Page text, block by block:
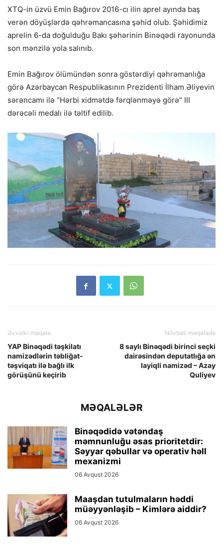
XTQ-in üzvü Emin Bağırov 2016-cı ilin aprel ayında baş
verən döyüşlərdə qəhrəmancasına şəhid olub. Şəhidimiz
aprelin 6-da doğulduğu Bakı şəhərinin Binəqədi rayonunda
son mənzilə yola salınıb.
Emin Bağırov ölümündən sonra göstərdiyi qəhrəmanlığa
görə Azərbaycan Respublikasının Prezidenti İlham Əliyevin
sərəncamı ilə “Hərbi xidmətdə fərqlənməyə görə” III
dərəcəli medalı ilə təltif edilib.
Əvvəlki məqalə
YAP Binəqədi təşkilatı
namizədlərin təbliğat-
təşviqatı ilə bağlı ilk
görüşünü keçirib
Növbəti məqalədə
8 saylı Binəqədi birinci seçki
dairəsindən deputatlığa ən
layiqli namizəd – Azay
Quliyev
MƏQALƏLƏR
Binəqədidə vətəndaş
məmnunluğu əsas prioritetdir:
Səyyar qəbullar və operativ həll
mexanizmi
06 Avqust 2026
Maaşdan tutulmaların həddi
müəyyənləşib – Kimlərə aiddir?
06 Avqust 2026